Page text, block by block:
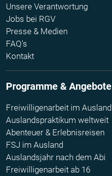
Unsere Verantwortung
Jobs bei RGV
Presse & Medien
FAQ's
Kontakt
Programme & Angebote
Freiwilligenarbeit im Ausland
Auslandspraktikum weltweit
Abenteuer & Erlebnisreisen
FSJ im Ausland
Auslandsjahr nach dem Abi
Freiwilligenarbeit ab 16